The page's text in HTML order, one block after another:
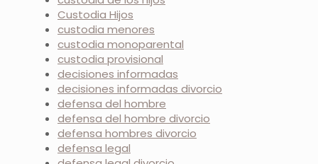
Custodia Hijos
custodia menores
custodia monoparental
custodia provisional
decisiones informadas
decisiones informadas divorcio
defensa del hombre
defensa del hombre divorcio
defensa hombres divorcio
defensa legal